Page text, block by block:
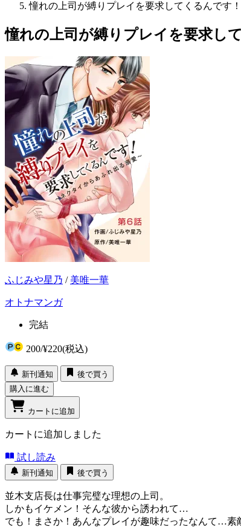
憧れの上司が縛りプレイを要求してくるんです
憧れの上司が縛りプレイを要求し
ふじみや星乃 / 美唯一華
オトナマンガ
完結
200/¥220(税込)
新刊通知
後で買う
購入に進む
カートに追加
カートに追加しました
試し読み
新刊通知 後で買う
並木支店長は仕事完璧な理想の上司。
しかもイケメン！そんな彼から誘われて…
でも！まさか！あんなプレイが趣味だったなんて…素